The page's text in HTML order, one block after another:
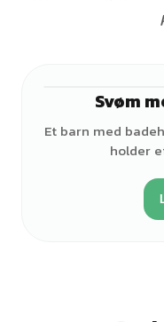
Svøm
Et barn med
holder